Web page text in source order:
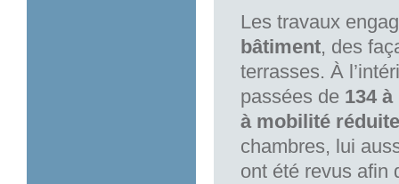
Les travaux
bâtiment, des
terrasses. À
passées de 134
à mobilité réduite
chambres, lui
ont été revus afin